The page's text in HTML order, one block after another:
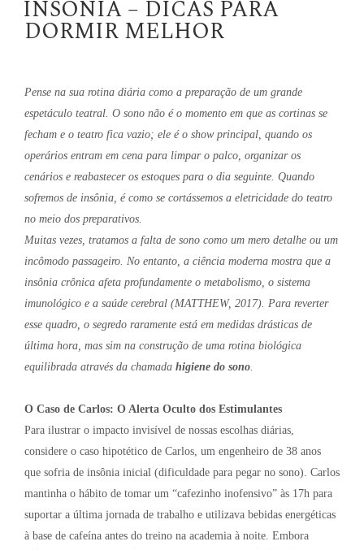
em
INSÔNIA – DICAS PARA
DORMIR MELHOR
Pense na sua rotina diária como a preparação de um grande
espetáculo teatral. O sono não é o momento em que as cortinas se
fecham e o teatro fica vazio; ele é o show principal, quando os
operários entram em cena para limpar o palco, organizar os
cenários e reabastecer os estoques para o dia seguinte. Quando
sofremos de insônia, é como se cortássemos a eletricidade do teatro
no meio dos preparativos.
Muitas vezes, tratamos a falta de sono como um mero detalhe ou um
incômodo passageiro. No entanto, a ciência moderna mostra que a
insônia crônica afeta profundamente o metabolismo, o sistema
imunológico e a saúde cerebral (MATTHEW, 2017). Para reverter
esse quadro, o segredo raramente está em medidas drásticas de
última hora, mas sim na construção de uma rotina biológica
equilibrada através da chamada higiene do sono.
O Caso de Carlos: O Alerta Oculto dos Estimulantes
Para ilustrar o impacto invisível de nossas escolhas diárias,
considere o caso hipotético de Carlos, um engenheiro de 38 anos
que sofria de insônia inicial (dificuldade para pegar no sono). Carlos
mantinha o hábito de tomar um “cafezinho inofensivo” às 17h para
suportar a última jornada de trabalho e utilizava bebidas energéticas
à base de cafeína antes do treino na academia à noite. Embora